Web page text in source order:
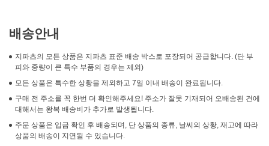
배송안내
지파츠의 모든 상품은 지파츠 표준 배송 박스로 포장되어 공급합니다. (단 부
피와 중량이 큰 특수 부품의 경우는 제외)
모든 상품은 특수한 상황을 제외하고 7일 이내 배송이 완료됩니다.
구매 전 주소를 꼭 한번 더 확인해주세요! 주소가 잘못 기재되어 오배송된 건에
대해서는 왕복 배송비가 추가로 발생됩니다.
주문 상품은 입금 확인 후 배송되며, 단 상품의 종류, 날씨의 상황, 재고에 따라
상품의 배송이 지연될 수 있습니다.